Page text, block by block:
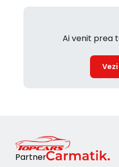
Ai venit prea
Partner